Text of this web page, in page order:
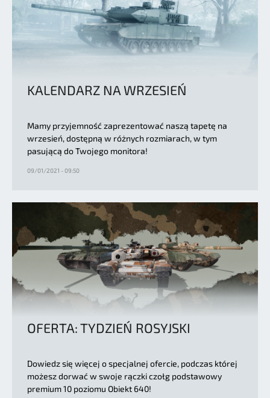
KALENDARZ NA WRZESIEŃ
Mamy przyjemność zaprezentować naszą tapetę na
wrzesień, dostępną w różnych rozmiarach, w tym
pasującą do Twojego monitora!
09/01/2021 - 09:50
OFERTA: TYDZIEŃ ROSYJSKI
Dowiedz się więcej o specjalnej ofercie, podczas której
możesz dorwać w swoje rączki czołg podstawowy
premium 10 poziomu Obiekt 640!